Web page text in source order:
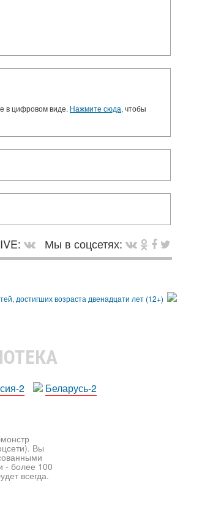
в цифровом виде. Нажмите сюда, чтобы
Мы в соцсетях:
2
Беларусь-2
Вы
- более 100
всегда.